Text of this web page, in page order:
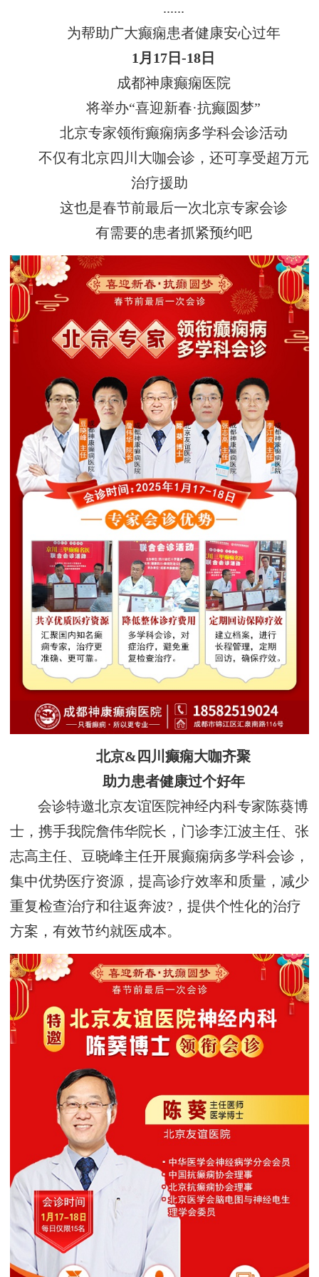
......
为帮助广大癫痫患者健康安心过年
1月17日-18日
成都神康癫痫医院
将举办“喜迎新春·抗癫圆梦”
北京专家领衔癫痫病多学科会诊活动
不仅有北京四川大咖会诊，还可享受超万元
治疗援助
这也是春节前最后一次北京专家会诊
有需要的患者抓紧预约吧
北京&四川癫痫大咖齐聚
助力患者健康过个好年
会诊特邀北京友谊医院神经内科专家陈葵博
士，携手我院詹伟华院长，门诊李江波主任、张
志高主任、豆晓峰主任开展癫痫病多学科会诊，
集中优势医疗资源，提高诊疗效率和质量，减少
重复检查治疗和往返奔波?，提供个性化的治疗
方案，有效节约就医成本。